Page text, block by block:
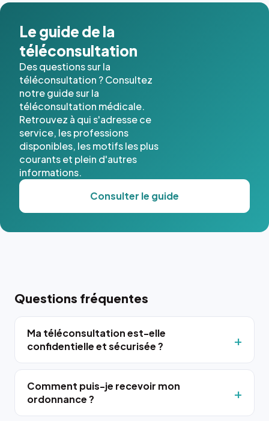
Le guide de la
téléconsultation
Des questions sur la
téléconsultation ? Consultez
notre guide sur la
téléconsultation médicale.
Retrouvez à qui s'adresse ce
service, les professions
disponibles, les motifs les plus
courants et plein d'autres
informations.
Consulter le guide
Questions fréquentes
Ma téléconsultation est-elle
confidentielle et sécurisée ?
Comment puis-je recevoir mon
ordonnance ?